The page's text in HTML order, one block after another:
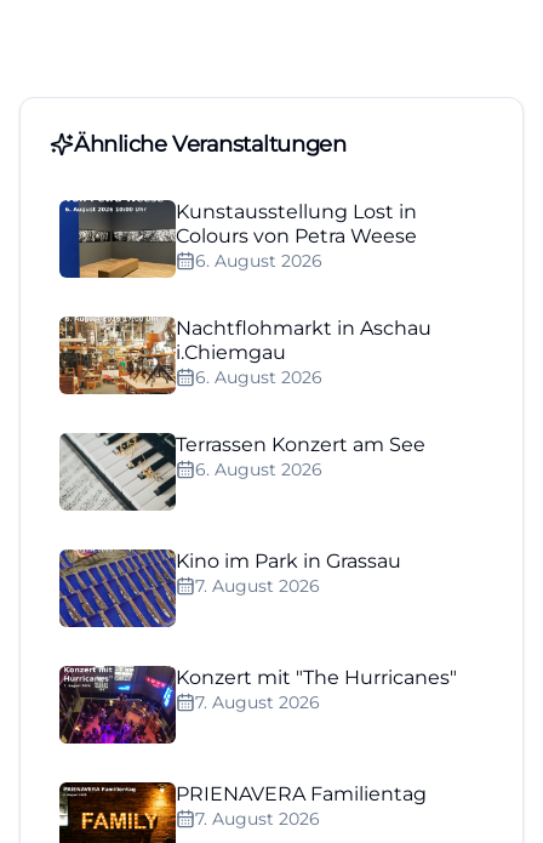
Ähnliche Veranstaltungen
Kunstausstellung Lost in
Colours von Petra Weese
6. August 2026
Nachtflohmarkt in Aschau
i.Chiemgau
6. August 2026
Terrassen Konzert am See
6. August 2026
Kino im Park in Grassau
7. August 2026
Konzert mit "The Hurricanes"
7. August 2026
PRIENAVERA Familientag
7. August 2026